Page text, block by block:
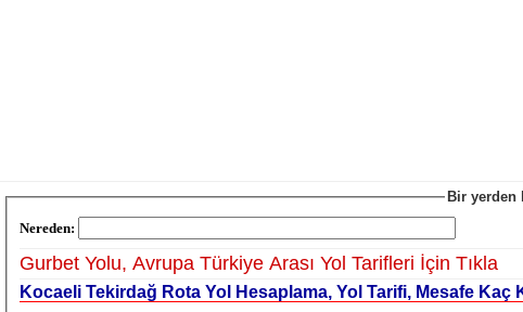
Bir
Nereden:
Gurbet Yolu, Avrupa Türkiye Arası Yol Tarifleri İçin Tıkla
Kocaeli Tekirdağ Rota Yol Hesaplama, Yol Tarifi, Mesafe Kaç